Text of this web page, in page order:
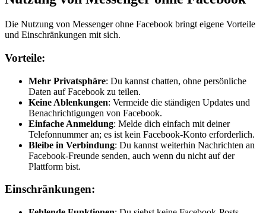
Die Nutzung von Messenger ohne Facebook bringt eigene Vorteile
und Einschränkungen mit sich.
Vorteile:
Mehr Privatsphäre: Du kannst chatten, ohne persönliche
Daten auf Facebook zu teilen.
Keine Ablenkungen: Vermeide die ständigen Updates und
Benachrichtigungen von Facebook.
Einfache Anmeldung: Melde dich einfach mit deiner
Telefonnummer an; es ist kein Facebook-Konto erforderlich.
Bleibe in Verbindung: Du kannst weiterhin Nachrichten an
Facebook-Freunde senden, auch wenn du nicht auf der
Plattform bist.
Einschränkungen: